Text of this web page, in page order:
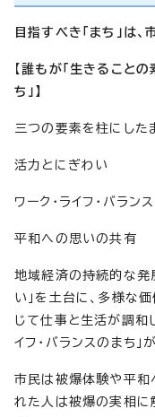
目指すべき「まち」は、
【誰もが「生きることの
ち」】
三つの要素を柱にした
活力とにぎわい
ワーク・ライフ・バランス
平和への思いの共有
地域経済の持続的な発
い」を土台に、多様な
じて仕事と生活が調和
イフ・バランスのまち」
市民は被爆体験や平和
れた人は被爆の実相に